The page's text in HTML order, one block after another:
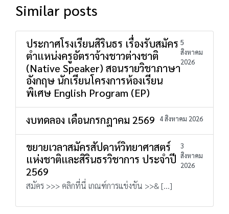
Similar posts
ประกาศโรงเรียนสิรินธร เรื่องรับสมัคร
ตำแหน่งครูอัตราจ้างชาวต่างชาติ
(Native Speaker) สอนรายวิชาภาษา
อังกฤษ นักเรียนโครงการห้องเรียน
พิเศษ English Program (EP)
5
สิงหาคม
2026
งบทดลอง เดือนกรกฎาคม 2569 4 สิงหาคม 2026
ขยายเวลาสมัครสัปดาห์วิทยาศาสตร์
แห่งชาติและสิรินธรวิชาการ ประจำปี
2569
3
สิงหาคม
2026
สมัคร >>> คลิกที่นี่ เกณฑ์การแข่งขัน >>& […]